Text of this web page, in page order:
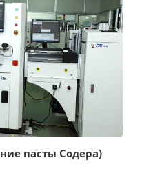
пасты Содера)